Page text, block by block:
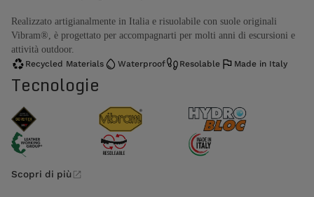
Realizzato artigianalmente in Italia e risuolabile con suole originali
Vibram®, è progettato per accompagnarti per molti anni di escursioni e
attività outdoor.
Recycled Materials Waterproof Resolable Made in Italy
Tecnologie
Scopri di più